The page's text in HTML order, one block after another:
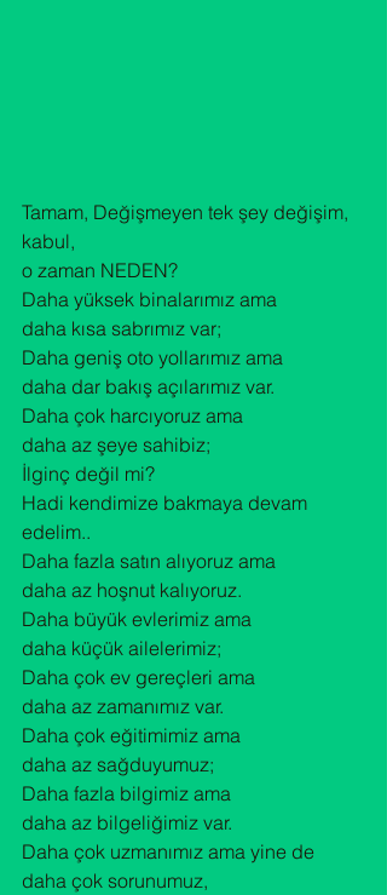
Tamam, Değişmeyen tek şey değişim,
kabul,
o zaman NEDEN?
Daha yüksek binalarımız ama
daha kısa sabrımız var;
Daha geniş oto yollarımız ama
daha dar bakış açılarımız var.
Daha çok harcıyoruz ama
daha az şeye sahibiz;
İlginç değil mi?
Hadi kendimize bakmaya devam
edelim..
Daha fazla satın alıyoruz ama
daha az hoşnut kalıyoruz.
Daha büyük evlerimiz ama
daha küçük ailelerimiz;
Daha çok ev gereçleri ama
daha az zamanımız var.
Daha çok eğitimimiz ama
daha az sağduyumuz;
Daha fazla bilgimiz ama
daha az bilgeliğimiz var.
Daha çok uzmanımız ama yine de
daha çok sorunumuz,